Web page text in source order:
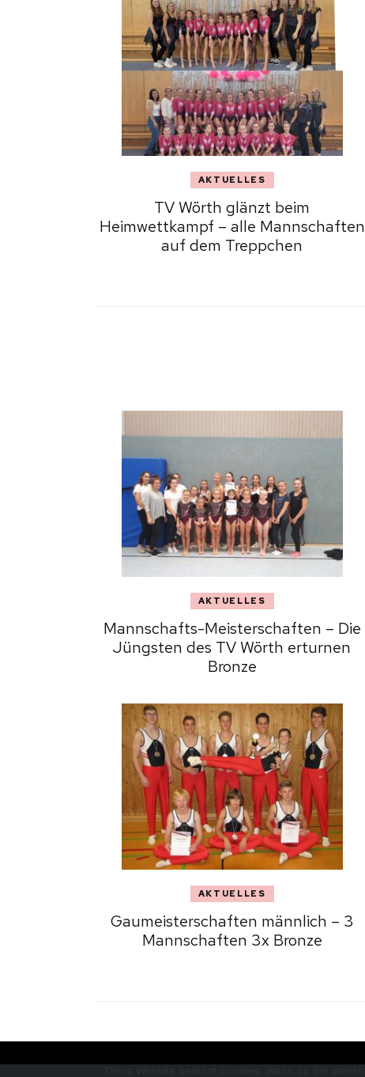
AKTUELLES
TV Wörth glänzt beim
Heimwettkampf – alle Mannschaften
auf dem Treppchen
AKTUELLES
Mannschafts-Meisterschaften – Die
Jüngsten des TV Wörth erturnen
Bronze
AKTUELLES
Gaumeisterschaften männlich – 3
Mannschaften 3x Bronze